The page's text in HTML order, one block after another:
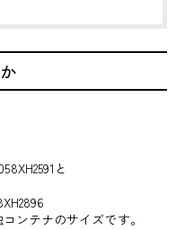
と
ンテナのサイズです。